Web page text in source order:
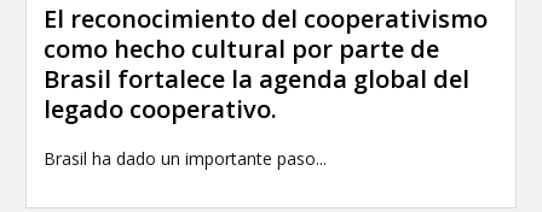
El reconocimiento del cooperativismo
como hecho cultural por parte de
Brasil fortalece la agenda global del
legado cooperativo.
Brasil ha dado un importante paso...